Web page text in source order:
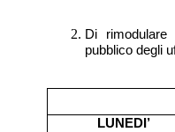
Di
pubblico degli
LUNEDI’